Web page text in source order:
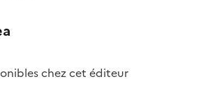
chez cet éditeur